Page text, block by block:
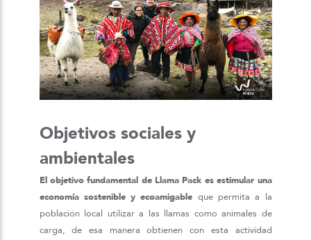
Objetivos sociales y
ambientales
El objetivo fundamental de Llama Pack es estimular una
economía sostenible y ecoamigable que permita a la
población local utilizar a las llamas como animales de
carga, de esa manera obtienen con esta actividad